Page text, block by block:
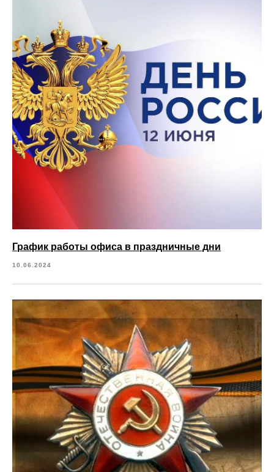
График работы офиса в праздничные дни
10.06.2024